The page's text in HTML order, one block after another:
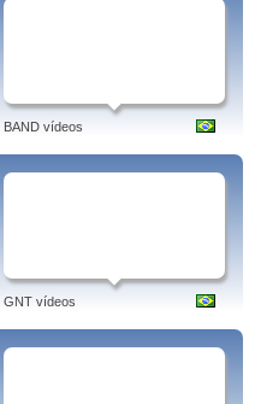
BAND vídeos
GNT vídeos